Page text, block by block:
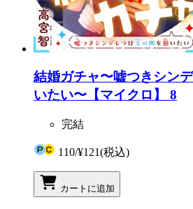
結婚ガチャ〜嘘つきシン
いたい〜【マイクロ】 8
完結
110/¥121(税込)
カートに追加